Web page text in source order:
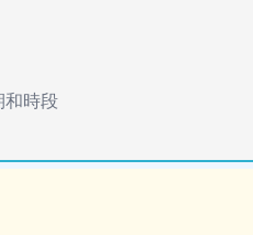
和時段